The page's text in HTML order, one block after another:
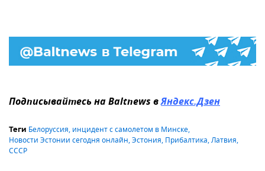
Подписывайтесь на Baltnews вЯндекс.Дзен
Теги Белоруссия, инцидент с самолетом в Минске,
Новости Эстонии сегодня онлайн,Эстония, Прибалтика,Латвия,
СССР